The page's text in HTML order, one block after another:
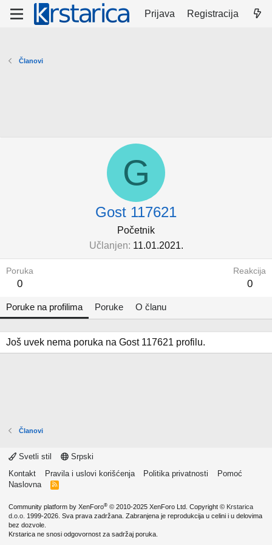
Prijava Registracija
Članovi
G
Gost 117621
Početnik
Učlanjen 11.01.2021.
Poruka
0
Reakcija
0
Poruke na profilima Poruke O članu
Još uvek nema poruka na Gost 117621 profilu.
Članovi
Svetli stil
Srpski
Kontakt
Pravila i uslovi korišćenja Politika privatnosti
Pomoć
Naslovna
R
Community platform by XenForo® © 2010-2025 XenForo Ltd. Copyright © Krstarica
d.o.o. 1999-2026. Sva prava zadržana. Zabranjena je reprodukcija u celini i u delovima
bez dozvole.
Krstarica ne snosi odgovornost za sadržaj poruka.